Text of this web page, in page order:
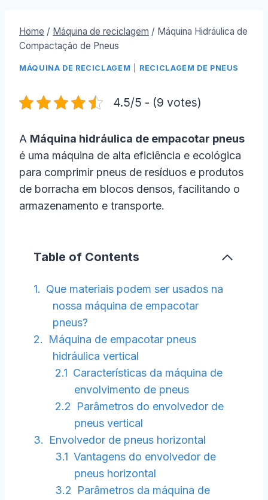
Home / Máquina de reciclagem / Máquina Hidráulica de
Compactação de Pneus
MÁQUINA DE RECICLAGEM RECICLAGEM DE PNEUS
4.5/5 - (9 votes)
A Máquina hidráulica de empacotar pneus
é uma máquina de alta eficiência e ecológica
para comprimir pneus de resíduos e produtos
de borracha em blocos densos, facilitando o
armazenamento e transporte.
Table of Contents
Que materiais podem ser usados na
nossa máquina de empacotar
pneus?
Máquina de empacotar pneus
hidráulica vertical
Características da máquina de
envolvimento de pneus
Parâmetros do envolvedor de
pneus vertical
Envolvedor de pneus horizontal
Vantagens do envolvedor de
pneus horizontal
Parâmetros da máquina de